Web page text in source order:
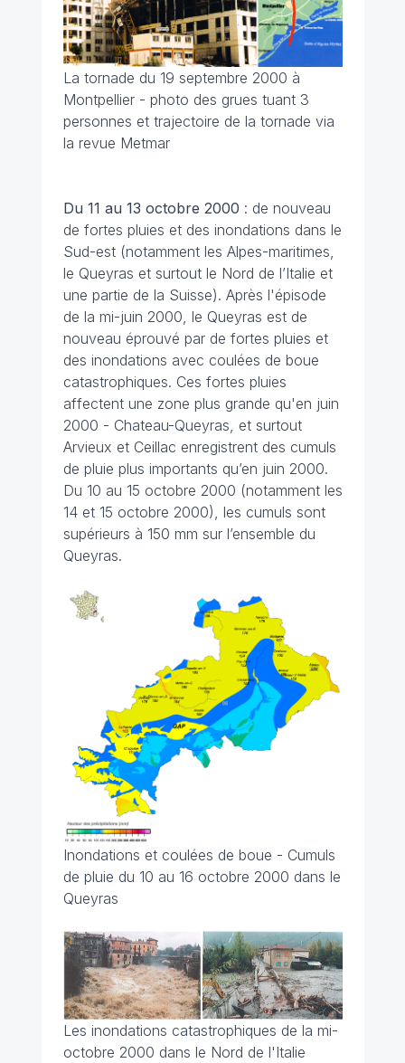
La tornade du 19 septembre 2000 à
Montpellier - photo des grues tuant 3
personnes et trajectoire de la tornade via
la revue Metmar
Du 11 au 13 octobre 2000 : de nouveau
de fortes pluies et des inondations dans le
Sud-est (notamment les Alpes-maritimes,
le Queyras et surtout le Nord de l’Italie et
une partie de la Suisse). Après l'épisode
de la mi-juin 2000, le Queyras est de
nouveau éprouvé par de fortes pluies et
des inondations avec coulées de boue
catastrophiques. Ces fortes pluies
affectent une zone plus grande qu'en juin
2000 - Chateau-Queyras, et surtout
Arvieux et Ceillac enregistrent des cumuls
de pluie plus importants qu’en juin 2000.
Du 10 au 15 octobre 2000 (notamment les
14 et 15 octobre 2000), les cumuls sont
supérieurs à 150 mm sur l’ensemble du
Queyras.
Inondations et coulées de boue - Cumuls
de pluie du 10 au 16 octobre 2000 dans le
Queyras
Les inondations catastrophiques de la mi-
octobre 2000 dans le Nord de l'Italie